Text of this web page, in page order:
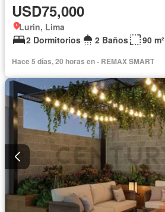
USD75,000
Lurin, Lima
2 Dormitorios
2 Baños 90 m²
Hace 5 días, 20 horas en - REMAX SMART